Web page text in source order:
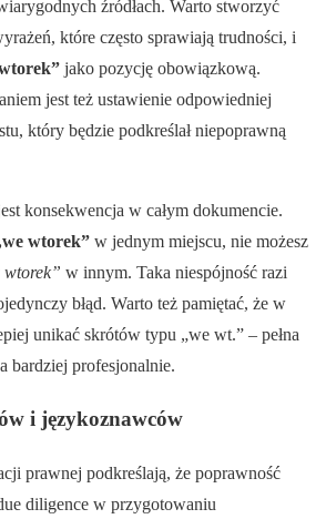
źródłach. Warto stworzyć
które często sprawiają trudności, i
jako pozycję obowiązkową.
jest też ustawienie odpowiedniej
który będzie podkreślał niepoprawną
konsekwencja w całym dokumencie.
wtorek” w jednym miejscu, nie możesz
wtorek” w innym. Taka niespójność razi
błąd. Warto też pamiętać, że w
unikać skrótów typu „we wt.” – pełna
bardziej profesjonalnie.
i językoznawców
prawnej podkreślają, że poprawność
diligence w przygotowaniu